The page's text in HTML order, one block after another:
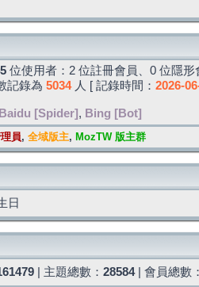
位使用者：2 位註冊會員、0 位隱
記錄為 5034人 [ 記錄時間： 2026-
Baidu [Spider] , Bing [Bot]
員, 全域版主, MozTW 版主群
日
| 主題總數： 28584| 會員總數